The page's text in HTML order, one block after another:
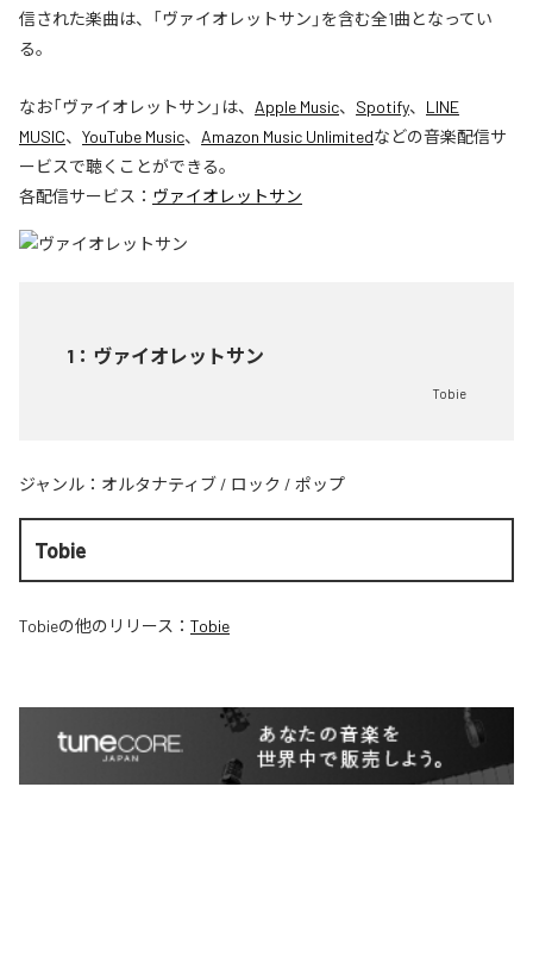
信された楽曲は、「ヴァイオレットサン」を含む全1曲となってい
る。
なお「ヴァイオレットサン 」は、 Apple Music、 Spotify、 LINE
MUSIC、 YouTube Music、 Amazon Music Unlimitedなどの音楽配信サ
ービスで聴くことができる。
各配信サービス： ヴァイオレットサン
1 ： ヴァイオレットサン
Tobie
ジャンル： オルタナティブ / ロック / ポップ
Tobie
Tobieの他のリリース： Tobie